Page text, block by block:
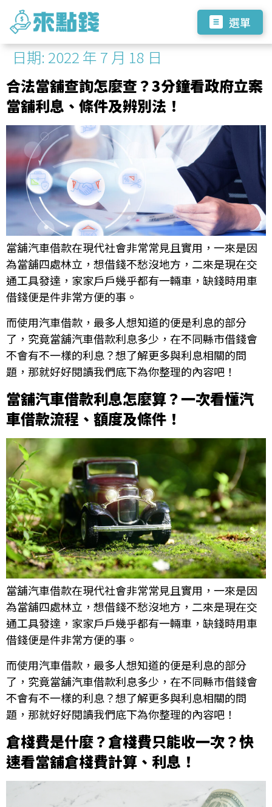
選單
日期: 2022 年 7 月 18 日
合法當舖查詢怎麼查？3分鐘看政府立案
當舖利息、條件及辨別法！
當舖汽車借款在現代社會非常常見且實用，一來是因
為當舖四處林立，想借錢不愁沒地方，二來是現在交
通工具發達，家家戶戶幾乎都有一輛車，缺錢時用車
借錢便是件非常方便的事。
而使用汽車借款，最多人想知道的便是利息的部分
了，究竟當舖汽車借款利息多少，在不同縣市借錢會
不會有不一樣的利息？想了解更多與利息相關的問
題，那就好好閱讀我們底下為你整理的內容吧！
當舖汽車借款利息怎麼算？一次看懂汽
車借款流程、額度及條件！
當舖汽車借款在現代社會非常常見且實用，一來是因
為當舖四處林立，想借錢不愁沒地方，二來是現在交
通工具發達，家家戶戶幾乎都有一輛車，缺錢時用車
借錢便是件非常方便的事。
而使用汽車借款，最多人想知道的便是利息的部分
了，究竟當舖汽車借款利息多少，在不同縣市借錢會
不會有不一樣的利息？想了解更多與利息相關的問
題，那就好好閱讀我們底下為你整理的內容吧！
倉棧費是什麼？倉棧費只能收一次？快
速看當舖倉棧費計算、利息！